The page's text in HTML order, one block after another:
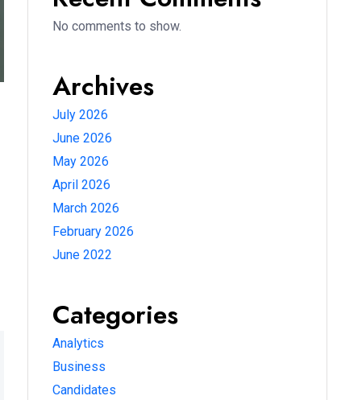
No comments to show.
Archives
July 2026
June 2026
May 2026
April 2026
March 2026
February 2026
June 2022
Categories
Analytics
Business
Candidates